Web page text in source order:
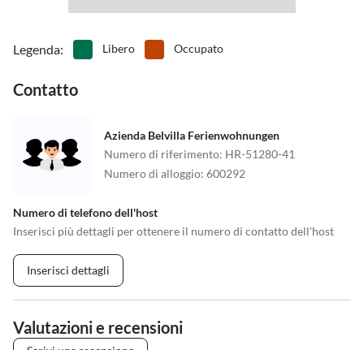
Legenda: Libero Occupato
Contatto
Azienda Belvilla Ferienwohnungen
Numero di riferimento: HR-51280-41
Numero di alloggio: 600292
Numero di telefono dell'host
Inserisci più dettagli per ottenere il numero di contatto dell'host
Inserisci dettagli
Valutazioni e recensioni